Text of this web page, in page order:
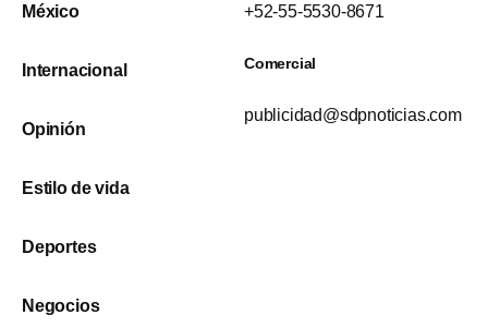
México
Internacional
Opinión
Estilo de vida
Deportes
Negocios
+52-55-5530-8671
Comercial
publicidad@sdpnoticias.com